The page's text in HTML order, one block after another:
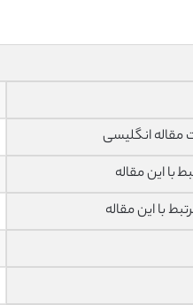
انگلیسی
با این مقاله
با این مقاله